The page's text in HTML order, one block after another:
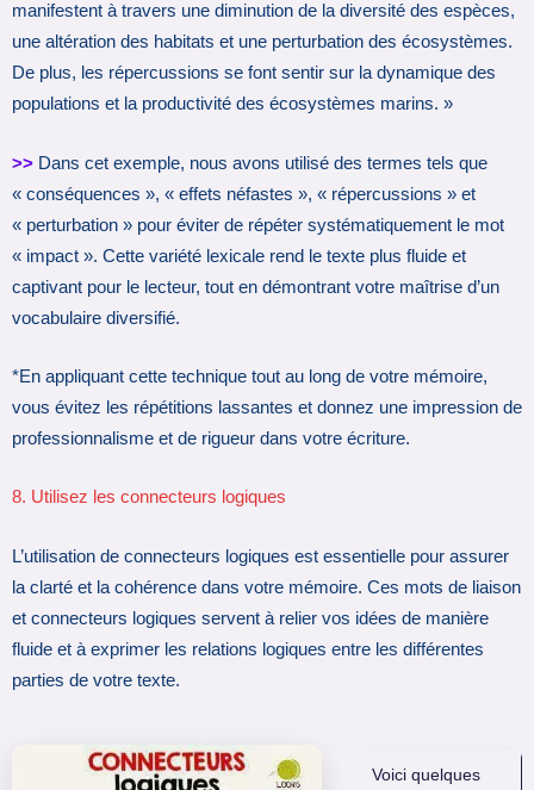
manifestent à travers une diminution de la diversité des espèces,
une altération des habitats et une perturbation des écosystèmes.
De plus, les répercussions se font sentir sur la dynamique des
populations et la productivité des écosystèmes marins. »
>> Dans cet exemple, nous avons utilisé des termes tels que
« conséquences », « effets néfastes », « répercussions » et
« perturbation » pour éviter de répéter systématiquement le mot
« impact ». Cette variété lexicale rend le texte plus fluide et
captivant pour le lecteur, tout en démontrant votre maîtrise d’un
vocabulaire diversifié.
*En appliquant cette technique tout au long de votre mémoire,
vous évitez les répétitions lassantes et donnez une impression de
professionnalisme et de rigueur dans votre écriture.
8. Utilisez les connecteurs logiques
L’utilisation de connecteurs logiques est essentielle pour assurer
la clarté et la cohérence dans votre mémoire. Ces mots de liaison
et connecteurs logiques servent à relier vos idées de manière
fluide et à exprimer les relations logiques entre les différentes
parties de votre texte.
Voici quelques